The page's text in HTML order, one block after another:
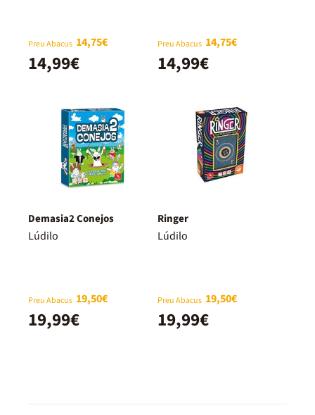
Preu Abacus 14,75€
14,99€
Preu Abacus 14,75€
14,99€
Demasia2 Conejos
Lúdilo
Preu Abacus 19,50€
19,99€
Ringer
Lúdilo
Preu Abacus 19,50€
19,99€